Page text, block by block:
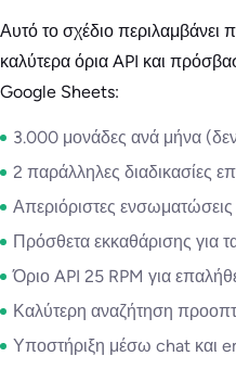
Αυτό το σχέδιο περιλαμβάνει
καλύτερα όρια API και
Google Sheets:
3.000 μονάδες ανά μήνα
2 παράλληλες διαδικασίες
Απεριόριστες ενσωματώσεις
Πρόσθετα εκκαθάρισης για
Όριο API 25 RPM για
Καλύτερη αναζήτηση
Υποστήριξη μέσω chat και